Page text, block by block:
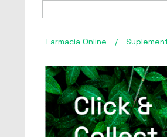
Farmacia Online /